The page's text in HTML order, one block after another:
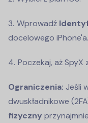
Wprowadź
docelowego iPhone'a.
Poczekaj, aż
Ograniczenia: Jeśli
dwuskładnikowe
fizyczny